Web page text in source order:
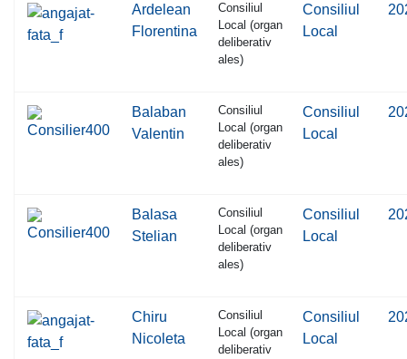
Ardelean
Florentina
Consiliul
Local (organ
deliberativ
ales)
Consiliul
Local
Balaban
Valentin
Consiliul
Local (organ
deliberativ
ales)
Consiliul
Local
Balasa
Stelian
Consiliul
Local (organ
deliberativ
ales)
Consiliul
Local
Chiru
Nicoleta
Consiliul
Local (organ
deliberativ
Consiliul
Local